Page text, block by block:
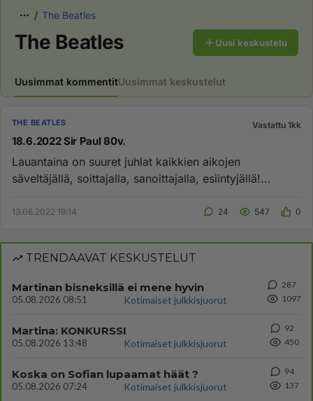
The Beatles
The Beatles Uusi keskustelu
Uusimmat kommentitUusimmat keskustelut
THE BEATLES Vastattu 1kk
18.6.2022 Sir Paul 80v.
Lauantaina on suuret juhlat kaikkien aikojen
säveltäjällä, soittajalla, sanoittajalla, esiintyjällä!...
13.06.2022 19:14 24 547 0
TRENDAAVAT KESKUSTELUT
Martinan bisneksillä ei mene hyvin
05.08.2026 08:51 Kotimaiset julkkisjuorut
287
1097
Martina: KONKURSSI
05.08.2026 13:48 Kotimaiset julkkisjuorut
92
450
Koska on Sofian lupaamat häät ?
05.08.2026 07:24 Kotimaiset julkkisjuorut
94
137